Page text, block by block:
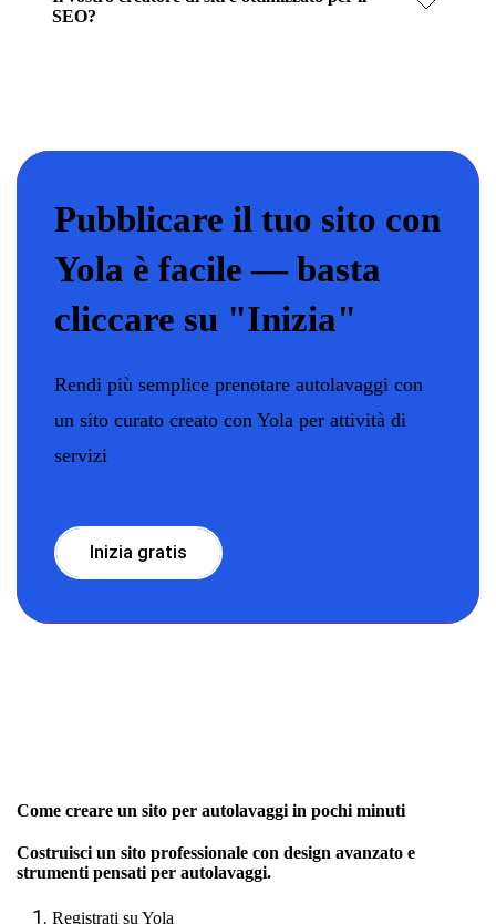
SEO?
Pubblicare il tuo sito con
Yola è facile — basta
cliccare su "Inizia"
Rendi più semplice prenotare autolavaggi con
un sito curato creato con Yola per attività di
servizi
Inizia gratis
Come creare un sito per autolavaggi in pochi minuti
Costruisci un sito professionale con design avanzato e
strumenti pensati per autolavaggi.
Registrati su Yola